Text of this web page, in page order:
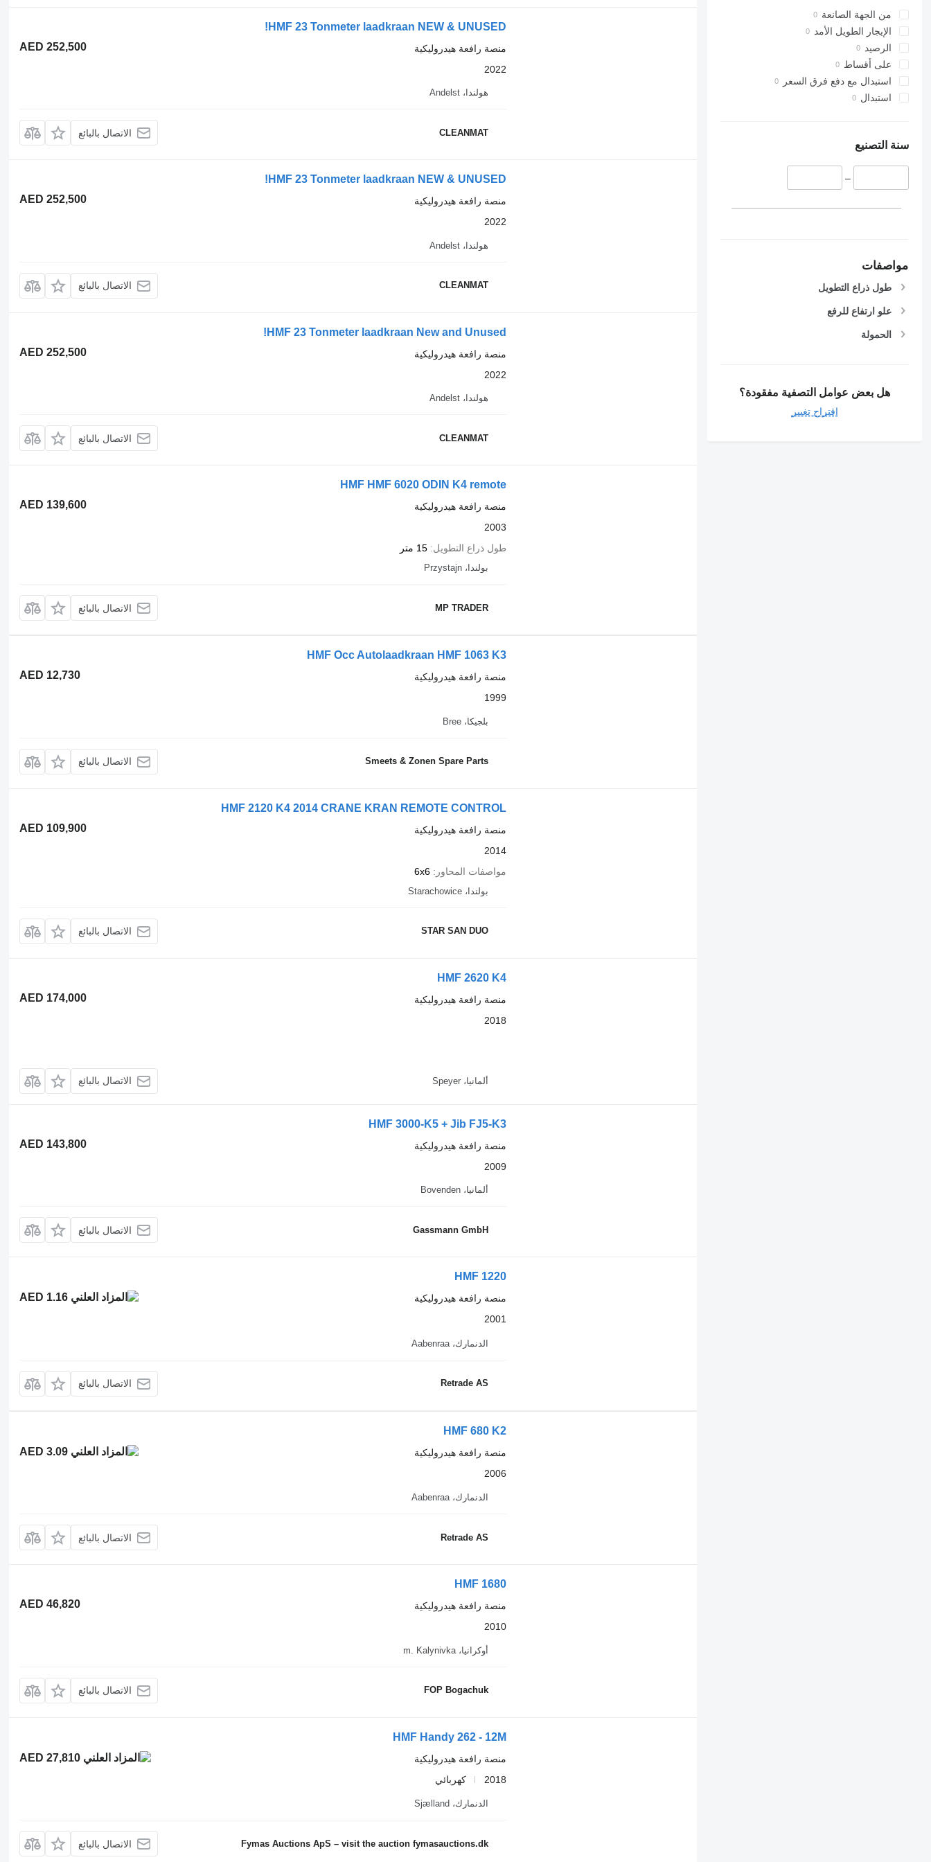
من الجهة الصانعة
الإيجار الطويل الأمد
الرصيد
على أقساط
استبدال مع دفع فرق السعر
استبدال
سنة التصنيع
–
مواصفات
طول ذراع التطويل
علو ارتفاع للرفع
الحمولة
هل بعض عوامل التصفية مفقودة؟
اقتراح تغيير
HMF 23 Tonmeter laadkraan NEW & UNUSED!
AED 252,500
منصة رافعة هيدروليكية
2022
هولندا، Andelst
CLEANMAT الاتصال بالبائع
HMF 23 Tonmeter laadkraan NEW & UNUSED!
AED 252,500
منصة رافعة هيدروليكية
2022
هولندا، Andelst
CLEANMAT الاتصال بالبائع
HMF 23 Tonmeter laadkraan New and Unused!
AED 252,500
منصة رافعة هيدروليكية
2022
هولندا، Andelst
CLEANMAT الاتصال بالبائع
HMF HMF 6020 ODIN K4 remote
AED 139,600
منصة رافعة هيدروليكية
2003
طول ذراع التطويل 15 متر
بولندا، Przystajn
MP TRADER الاتصال بالبائع
HMF Occ Autolaadkraan HMF 1063 K3
AED 12,730
منصة رافعة هيدروليكية
1999
بلجيكا، Bree
Smeets & Zonen Spare Parts الاتصال بالبائع
HMF 2120 K4 2014 CRANE KRAN REMOTE CONTROL
AED 109,900
منصة رافعة هيدروليكية
2014
مواصفات المحاور
6x6
بولندا، Starachowice
STAR SAN DUO الاتصال بالبائع
HMF 2620 K4
AED 174,000
منصة رافعة هيدروليكية
2018
ألمانيا، Speyer الاتصال بالبائع
HMF 3000-K5 + Jib FJ5-K3
AED 143,800
منصة رافعة هيدروليكية
2009
ألمانيا، Bovenden
Gassmann GmbH الاتصال بالبائع
HMF 1220
AED 1.16
منصة رافعة هيدروليكية
2001
الدنمارك، Aabenraa
Retrade AS الاتصال بالبائع
HMF 680 K2
AED 3.09
منصة رافعة هيدروليكية
2006
الدنمارك، Aabenraa
Retrade AS الاتصال بالبائع
HMF 1680
AED 46,820
منصة رافعة هيدروليكية
2010
أوكرانيا، m. Kalynivka
FOP Bogachuk الاتصال بالبائع
HMF Handy 262 - 12M
AED 27,810
منصة رافعة هيدروليكية
2018
كهربائي
الدنمارك، Sjælland
Fymas Auctions ApS – visit the auction fymasauctions.dk الاتصال بالبائع